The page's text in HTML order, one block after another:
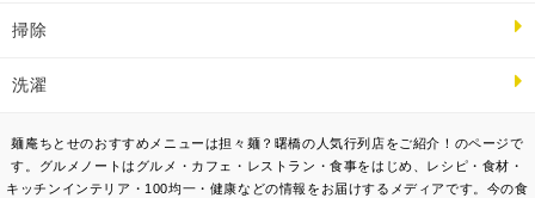
掃除
洗濯
麺庵ちとせのおすすめメニューは担々麺？曙橋の人気行列店をご紹介！のページで
す。グルメノートはグルメ・カフェ・レストラン・食事をはじめ、レシピ・食材・
キッチンインテリア・100均一・健康などの情報をお届けするメディアです。今の食